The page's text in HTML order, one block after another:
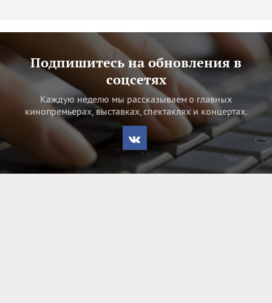
Подпишитесь на обновления в
соцсетях
Каждую неделю мы рассказываем о главных
кинопремьерах, выставках, спектаклях и концертах.